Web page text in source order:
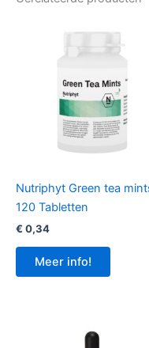
Nutriphyt Green tea
120 Tabletten
€ 0,34
Meer info!